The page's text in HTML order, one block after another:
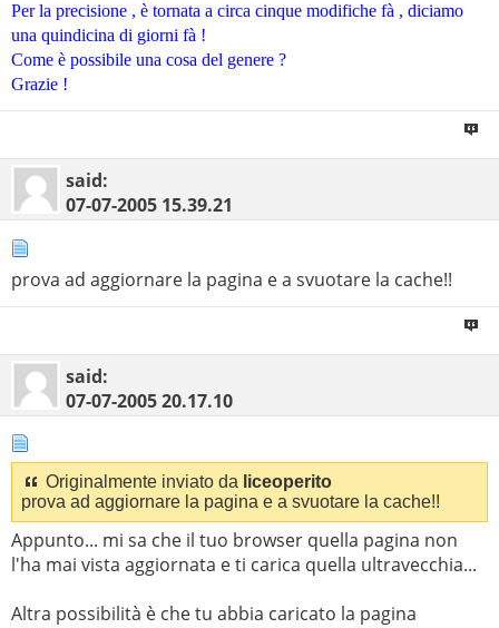
Per la precisione , è tornata a circa cinque modifiche fà , diciamo
una quindicina di giorni fà !
Come è possibile una cosa del genere ?
Grazie !
said:
07-07-2005 15.39.21
prova ad aggiornare la pagina e a svuotare la cache!!
said:
07-07-200520.17.10
Originalmente inviato da liceoperito
prova ad aggiornare la pagina e a svuotare la cache!!
Appunto... mi sa che il tuo browser quella pagina non
l'ha mai vista aggiornata e ti carica quella ultravecchia...
Altra possibilità è che tu abbia caricato la pagina